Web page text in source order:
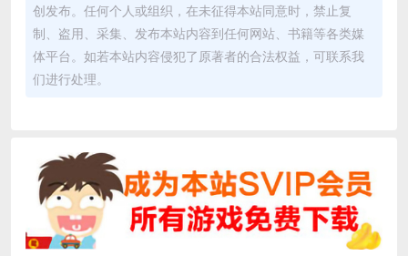
创发布。任何个人或组织，在未征得本站同意时，禁止复
制、盗用、采集、发布本站内容到任何网站、书籍等各类媒
体平台。如若本站内容侵犯了原著者的合法权益，可联系我
们进行处理。